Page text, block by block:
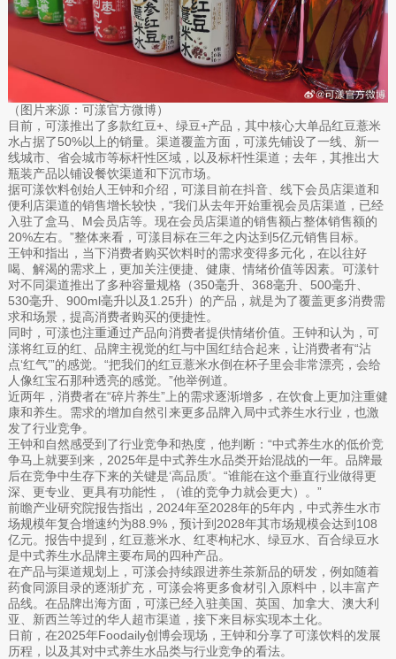
（图片来源：可漾官方微博）
目前，可漾推出了多款红豆+、绿豆+产品，其中核心大单品红豆薏米
水占据了50%以上的销量。渠道覆盖方面，可漾先铺设了一线、新一
线城市、省会城市等标杆性区域，以及标杆性渠道；去年，其推出大
瓶装产品以铺设餐饮渠道和下沉市场。
据可漾饮料创始人王钟和介绍，可漾目前在抖音、线下会员店渠道和
便利店渠道的销售增长较快，“我们从去年开始重视会员店渠道，已经
入驻了盒马、M会员店等。现在会员店渠道的销售额占整体销售额的
20%左右。”整体来看，可漾目标在三年之内达到5亿元销售目标。
王钟和指出，当下消费者购买饮料时的需求变得多元化，在以往好
喝、解渴的需求上，更加关注便捷、健康、情绪价值等因素。可漾针
对不同渠道推出了多种容量规格（350毫升、368毫升、500毫升、
530毫升、900ml毫升以及1.25升）的产品，就是为了覆盖更多消费需
求和场景，提高消费者购买的便捷性。
同时，可漾也注重通过产品向消费者提供情绪价值。王钟和认为，可
漾将红豆的红、品牌主视觉的红与中国红结合起来，让消费者有“沾
点‘红气’”的感觉。“把我们的红豆薏米水倒在杯子里会非常漂亮，会给
人像红宝石那种透亮的感觉。”他举例道。
近两年，消费者在“碎片养生”上的需求逐渐增多，在饮食上更加注重健
康和养生。需求的增加自然引来更多品牌入局中式养生水行业，也激
发了行业竞争。
王钟和自然感受到了行业竞争和热度，他判断：“中式养生水的低价竞
争马上就要到来，2025年是中式养生水品类开始混战的一年。品牌最
后在竞争中生存下来的关键是‘高品质’。“谁能在这个垂直行业做得更
深、更专业、更具有功能性，（谁的竞争力就会更大）。”
前瞻产业研究院报告指出，2024年至2028年的5年内，中式养生水市
场规模年复合增速约为88.9%，预计到2028年其市场规模会达到108
亿元。报告中提到，红豆薏米水、红枣枸杞水、绿豆水、百合绿豆水
是中式养生水品牌主要布局的四种产品。
在产品与渠道规划上，可漾会持续跟进养生茶新品的研发，例如随着
药食同源目录的逐渐扩充，可漾会将更多食材引入原料中，以丰富产
品线。在品牌出海方面，可漾已经入驻美国、英国、加拿大、澳大利
亚、新西兰等过的华人超市渠道，接下来目标实现本土化。
日前，在2025年Foodaily创博会现场，王钟和分享了可漾饮料的发展
历程，以及其对中式养生水品类与行业竞争的看法。